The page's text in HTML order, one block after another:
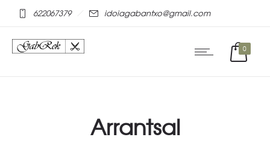
622067379 idoiagabantxo@gmail.com
0
Arrantsal